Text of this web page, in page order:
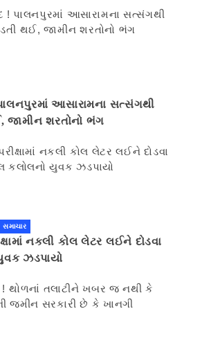
આસારામના સત્સંગથી
જામીન શરતોનો ભંગ
નકલી કોલ લેટર લઈને દોડવા
ઝડપાયો